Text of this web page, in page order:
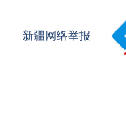
新疆网络举报